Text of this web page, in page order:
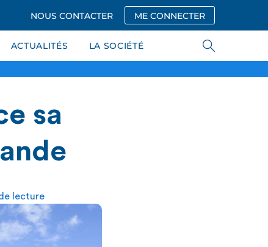
NOUS CONTACTER ME CONNECTER
ACTUALITÉS LA SOCIÉTÉ
sa
lecture